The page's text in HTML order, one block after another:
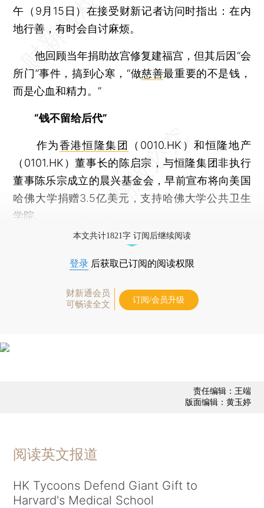
午（9月15日）在接受财新记者访问时指出：在内
地行善，有时会自讨麻烦。
他回顾当年捐助故宫修复建福宫，但其后因“会
所门”事件，搞到心寒，“做慈善最重要的不是钱，
而是心血和精力。”
“钱不留给后代”
作为香港恒隆集团
（0010.HK）和恒隆地产
（0101.HK）董事长的陈启宗，与恒隆集团非执行
董事陈乐宗成立的晨兴基金会，早前宣布将向美国
哈佛大学捐赠3.5亿美元，支持哈佛大学公共卫生
学院。
本文共计1821字 订阅后继续阅读
登录 后获取已订阅的阅读权限
财新通会员
可畅读全文
订阅/会员升级
责任编辑：王端
版面编辑：黄玉婷
阅读英文报道
HK Tycoons Defend Giant Gift to
Harvard's Medical School